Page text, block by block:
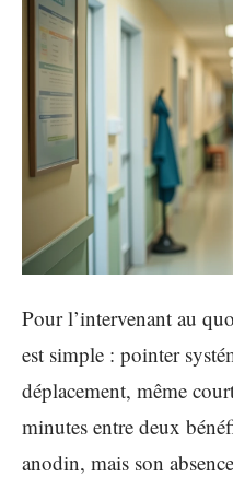
Pour l’intervenant au
est simple : pointer
déplacement, même
minutes entre deux
anodin, mais son